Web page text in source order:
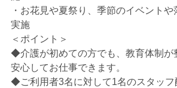
・お花見や夏祭り、季節のイベントや
実施
＜ポイント＞
◆介護が初めての方でも、教育体制が
安心してお仕事できます。
◆ご利用者3名に対して1名のスタッフ